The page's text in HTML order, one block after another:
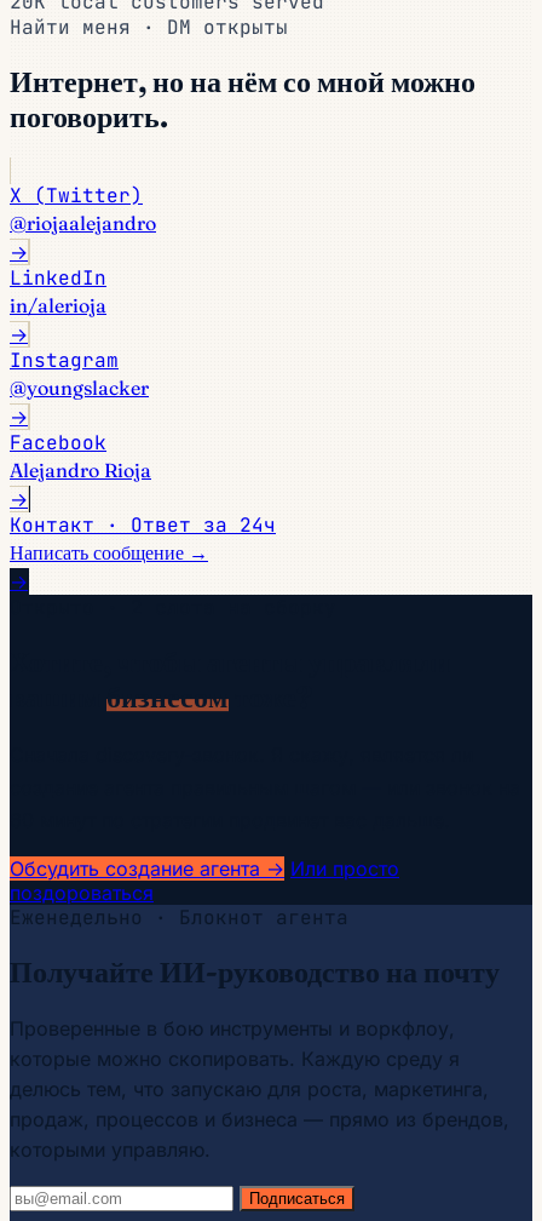
Найти меня · DM открыты
Интернет, но на нём со мной можно
поговорить.
X (Twitter)
@riojaalejandro
→
LinkedIn
in/alerioja
→
Instagram
@youngslacker
→
Facebook
Alejandro Rioja
→
Контакт · Ответ за 24ч
Написать сообщение →
→
бизнесомтоже?
Обсудить создание агента → Или просто
поздороваться
Еженедельно · Блокнот агента
Получайте ИИ-руководство на почту
Проверенные в бою инструменты и воркфлоу,
которые можно скопировать. Каждую среду я
делюсь тем, что запускаю для роста, маркетинга,
продаж, процессов и бизнеса — прямо из брендов,
которыми управляю.
Подписаться